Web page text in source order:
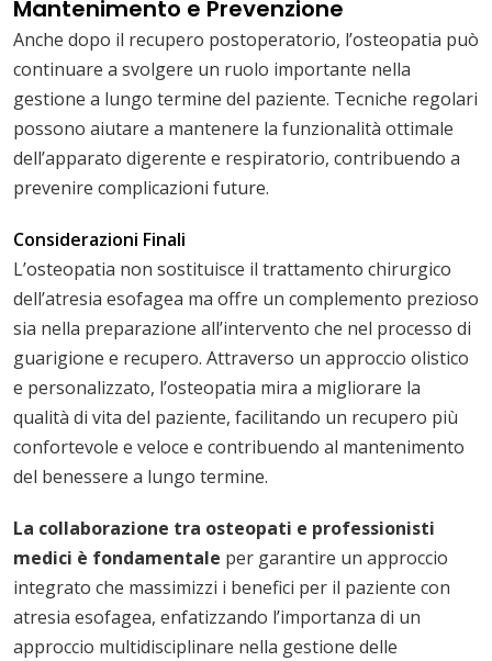
Mantenimento e Prevenzione
Anche dopo il recupero postoperatorio, l’osteopatia può
continuare a svolgere un ruolo importante nella
gestione a lungo termine del paziente. Tecniche regolari
possono aiutare a mantenere la funzionalità ottimale
dell’apparato digerente e respiratorio, contribuendo a
prevenire complicazioni future.
Considerazioni Finali
L’osteopatia non sostituisce il trattamento chirurgico
dell’atresia esofagea ma offre un complemento prezioso
sia nella preparazione all’intervento che nel processo di
guarigione e recupero. Attraverso un approccio olistico
e personalizzato, l’osteopatia mira a migliorare la
qualità di vita del paziente, facilitando un recupero più
confortevole e veloce e contribuendo al mantenimento
del benessere a lungo termine.
La collaborazione tra osteopati e professionisti
medici è fondamentale per garantire un approccio
integrato che massimizzi i benefici per il paziente con
atresia esofagea, enfatizzando l’importanza di un
approccio multidisciplinare nella gestione delle